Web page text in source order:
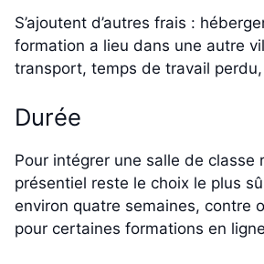
S’ajoutent d’autres frais :
formation a lieu dans une autre
transport, temps de travail
Durée
Pour intégrer une salle de classe
présentiel reste le choix le plus
environ quatre semaines, contre
pour certaines formations en